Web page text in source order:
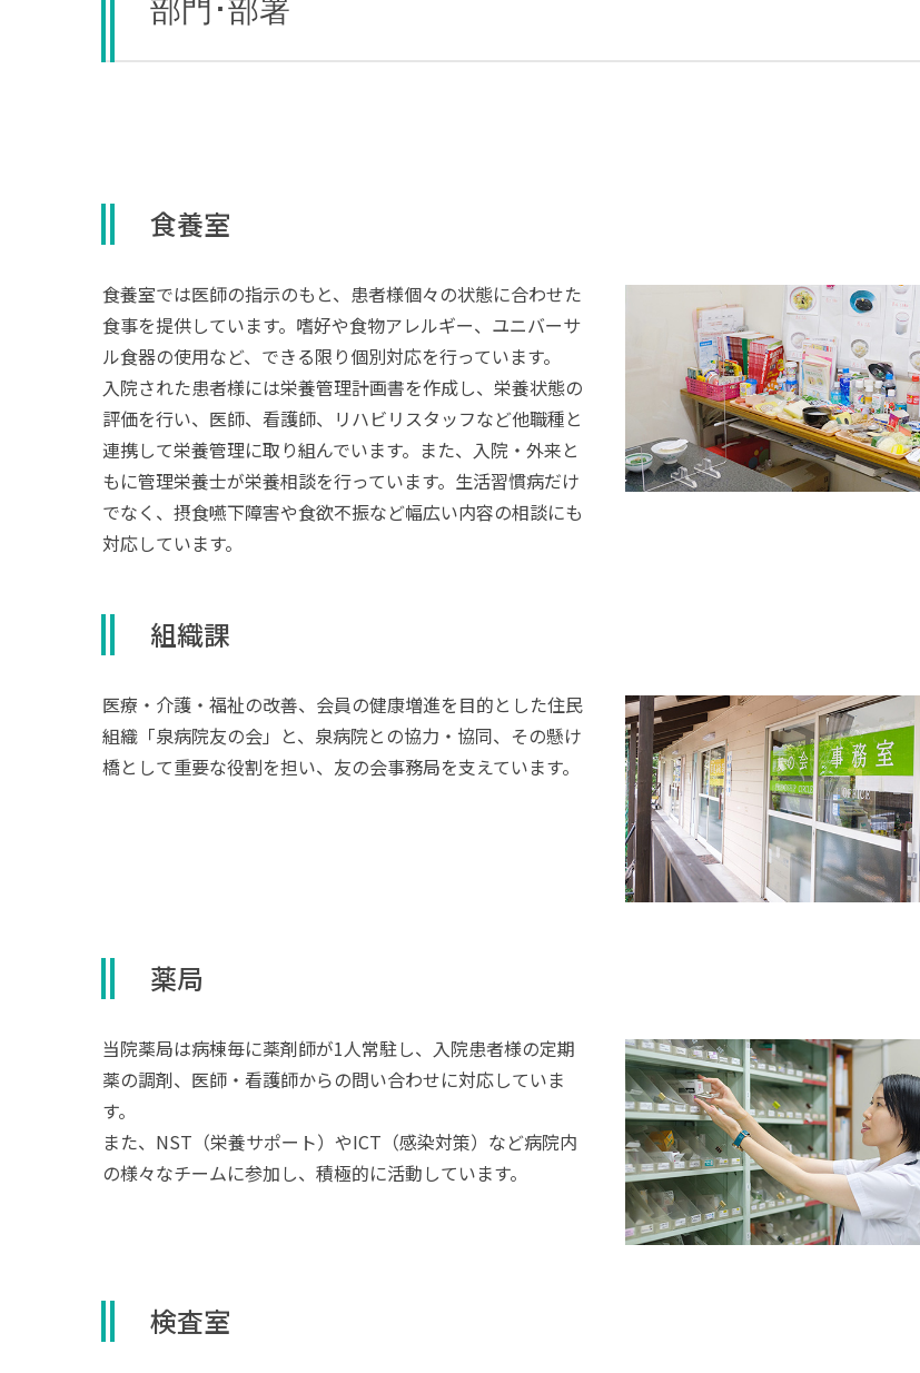
部門･部署
食養室
食養室では医師の指示のもと、患者様個々の状態に合わせた
食事を提供しています。嗜好や食物アレルギー、ユニバーサ
ル食器の使用など、できる限り個別対応を行っています。
入院された患者様には栄養管理計画書を作成し、栄養状態の
評価を行い、医師、看護師、リハビリスタッフなど他職種と
連携して栄養管理に取り組んでいます。また、入院・外来と
もに管理栄養士が栄養相談を行っています。生活習慣病だけ
でなく、摂食嚥下障害や食欲不振など幅広い内容の相談にも
対応しています。
組織課
医療・介護・福祉の改善、会員の健康増進を目的とした住民
組織「泉病院友の会」と、泉病院との協力・協同、その懸け
橋として重要な役割を担い、友の会事務局を支えています。
薬局
当院薬局は病棟毎に薬剤師が1人常駐し、入院患者様の定期
薬の調剤、医師・看護師からの問い合わせに対応していま
す。
また、NST（栄養サポート）やICT（感染対策）など病院内
の様々なチームに参加し、積極的に活動しています。
検査室